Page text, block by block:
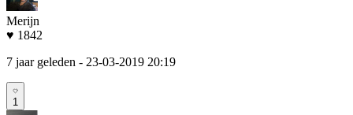
Merijn
♥ 1842
7 jaar geleden - 23-03-2019 20:19
1